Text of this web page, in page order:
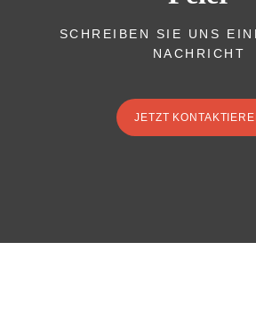
SCHREIBEN SIE UNS
NACHRICHT
JETZT